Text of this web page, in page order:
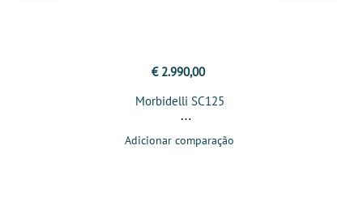
€ 2.990,00
Morbidelli SC125
Adicionar comparação